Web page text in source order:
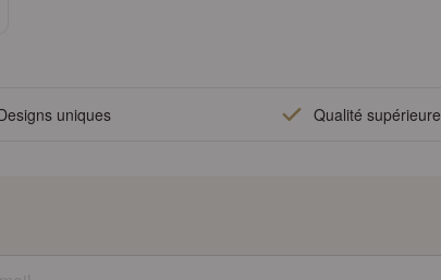
uniques Qualité supérieure